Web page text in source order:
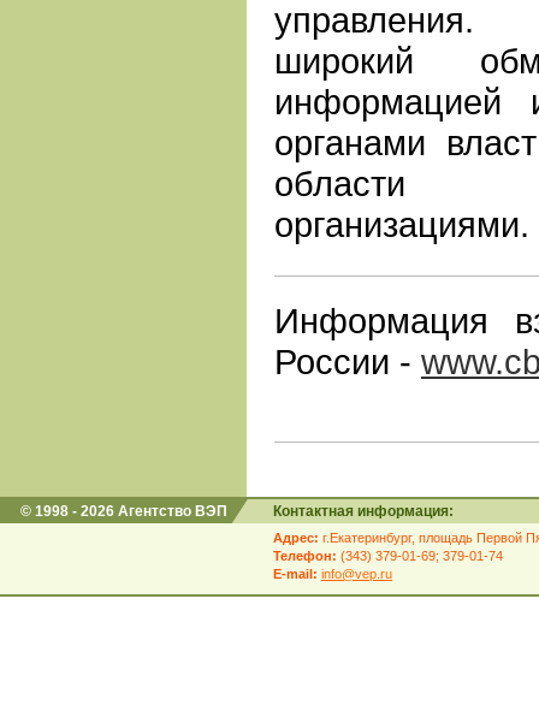
широкий
информацией
органами
области
организациями.
Информация
России -
© 1998 - 2026 Агентство ВЭП Контактная информация:
Адрес: г.Екатеринбург, площадь Первой
Телефон: (343) 379-01-69; 379-01-74
E-mail: info@vep.ru